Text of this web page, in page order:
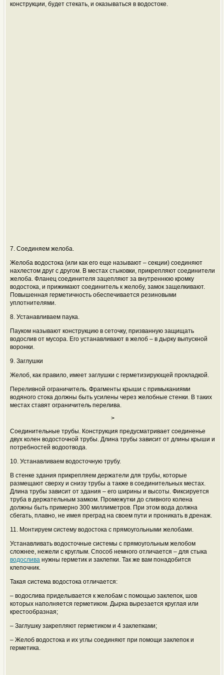
конструкции, будет стекать, и оказываться в водостоке.
7. Соединяем желоба.
Желоба водостока (или как его еще называют – секции) соединяют
нахлестом друг с другом. В местах стыковки, прикрепляют соединители
желоба. Фланец соединителя зацепляют за внутреннюю кромку
водостока, и прижимают соединитель к желобу, замок защелкивают.
Повышенная герметичность обеспечивается резиновыми
уплотнителями.
8. Устанавливаем паука.
Пауком называют конструкцию в сеточку, призванную защищать
водослив от мусора. Его устанавливают в желоб – в дырку выпускной
воронки.
9. Заглушки
Желоб, как правило, имеет заглушки с герметизирующей прокладкой.
Переливной ограничитель. Фрагменты крыши с примыканиями
водяного стока должны быть усилены через желобные стенки. В таких
местах ставят ограничитель перелива.
>
Соединительные трубы. Конструкция предусматривает соединенье
двух колен водосточной трубы. Длина трубы зависит от длины крыши и
потребностей водоотвода.
10. Устанавливаем водосточную трубу.
В стенке здания прикрепляем держатели для трубы, которые
размещают сверху и снизу трубы а также в соединительных местах.
Длина трубы зависит от здания – его ширины и высоты. Фиксируется
труба в держательным замком. Промежутки до сливного колена
должны быть примерно 300 миллиметров. При этом вода должна
сбегать, плавно, не имея преград на своем пути и проникать в дренаж.
11. Монтируем систему водостока с прямоугольными желобами.
Устанавливать водосточные системы с прямоугольным желобом
сложнее, нежели с круглым. Способ немного отличается – для стыка
водосливанужны герметик и заклепки. Так же вам понадобится
клепочник.
Такая система водостока отличается:
– водослива приделывается к желобам с помощью заклепок, шов
которых наполняется герметиком. Дырка вырезается круглая или
крестообразная;
– Заглушку закрепляют герметиком и 4 заклепками;
– Желоб водостока и их углы соединяют при помощи заклепок и
герметика.